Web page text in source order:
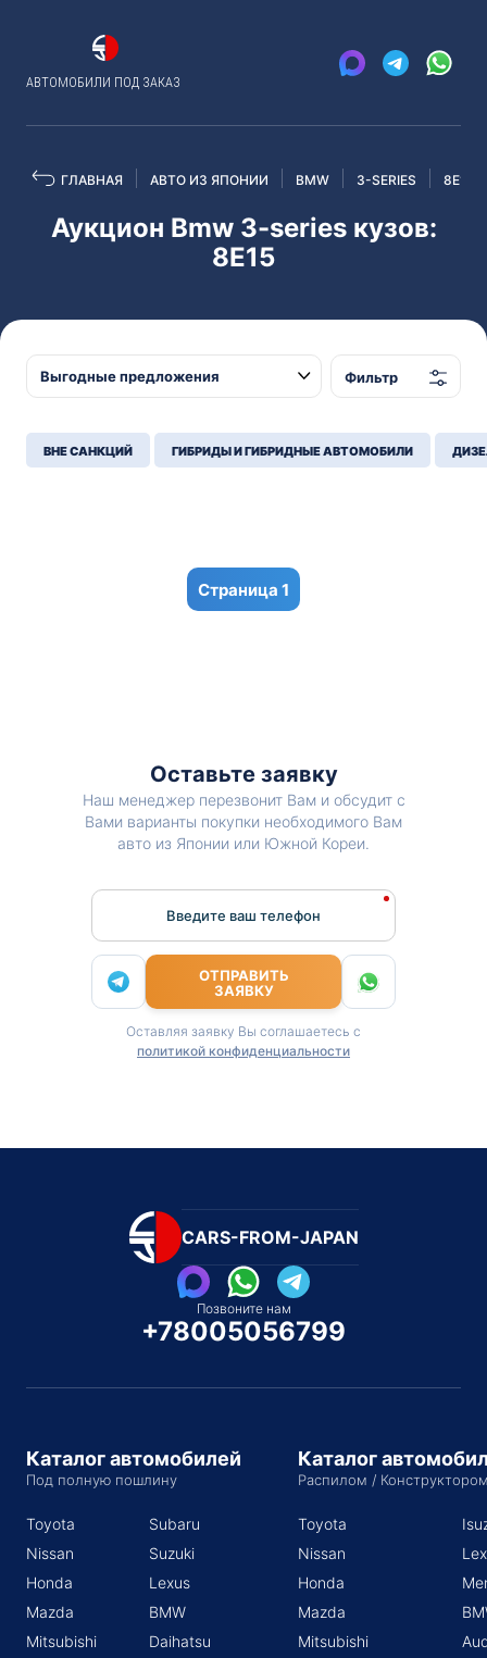
АВТОМОБИЛИ ПОД ЗАКАЗ
ГЛАВНАЯ АВТО ИЗ ЯПОНИИ BMW 3-SERIES 8E15
Аукцион Bmw 3-series кузов:
8E15
Фильтр
ВНЕ САНКЦИЙ ГИБРИДЫ И ГИБРИДНЫЕ АВТОМОБИЛИ
1
Оставьте заявку
Наш менеджер перезвонит Вам и обсудит с
Вами варианты покупки необходимого Вам
авто из Японии или Южной Кореи.
Введите ваш телефон
ОТПРАВИТЬ
ЗАЯВКУ
Оставляя заявку Вы соглашаетесь с
политикой конфиденциальности
CARS-FROM-JAPAN
Позвоните нам
+78005056799
Каталог автомобилей
Под полную пошлину
Toyota
Nissan
Honda
Mazda
Mitsubishi
Subaru
Suzuki
Lexus
BMW
Daihatsu
Каталог
Распилом /
Toyota
Nissan
Honda
Mazda
Mitsubishi